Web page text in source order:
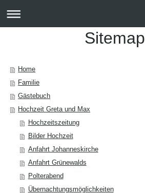
Sitemap
Home
Familie
Gästebuch
Hochzeit Greta und Max
Hochzeitszeitung
Bilder Hochzeit
Anfahrt Johanneskirche
Anfahrt Grünewalds
Polterabend
Übernachtungsmöglichkeiten